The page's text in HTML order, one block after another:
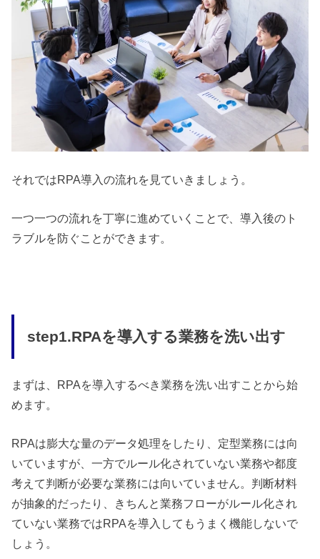
それではRPA導入の流れを見ていきましょう。
一つ一つの流れを丁寧に進めていくことで、導入後のト
ラブルを防ぐことができます。
step1.RPAを導入する業務を洗い出す
まずは、RPAを導入するべき業務を洗い出すことから始
めます。
RPAは膨大な量のデータ処理をしたり、定型業務には向
いていますが、一方でルール化されていない業務や都度
考えて判断が必要な業務には向いていません。判断材料
が抽象的だったり、きちんと業務フローがルール化され
ていない業務ではRPAを導入してもうまく機能しないで
しょう。